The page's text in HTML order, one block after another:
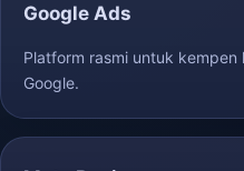
Google Ads
Platform rasmi untuk kempen
Google.